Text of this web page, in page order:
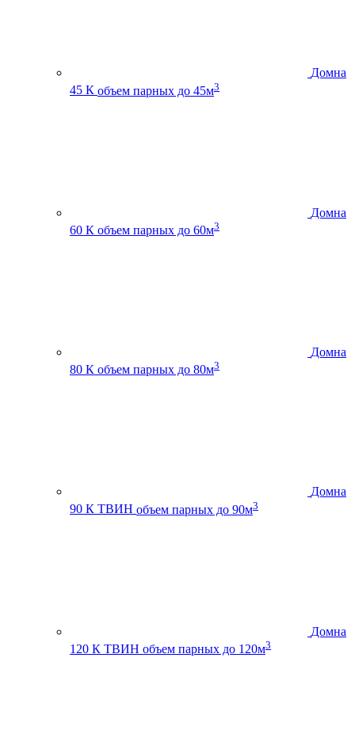
Домна
45 К объем парных до 45м3
Домна
60 К объем парных до 60м3
Домна
80 К объем парных до 80м3
Домна
90 К ТВИН объем парных до 90м3
Домна
120 К ТВИН объем парных до 120м3